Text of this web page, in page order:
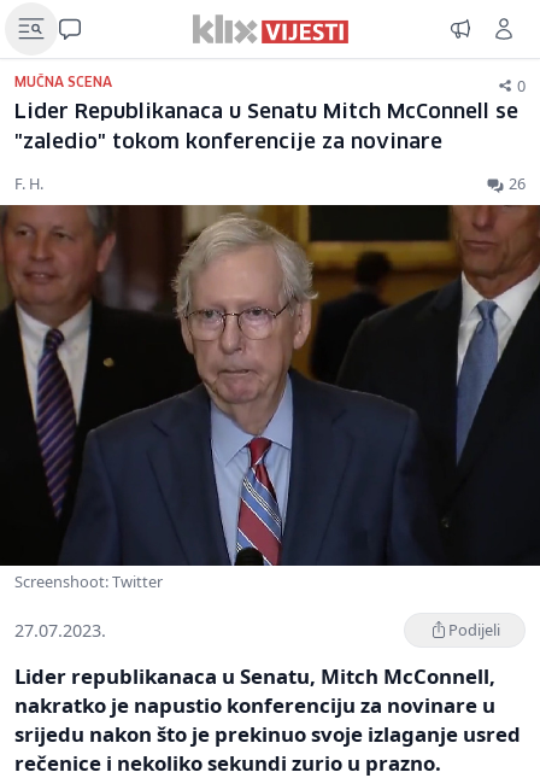
MUČNA SCENA 0
Lider Republikanaca u Senatu Mitch McConnell se
"zaledio" tokom konferencije za novinare
F. H. 26
Screenshoot: Twitter
27.07.2023. Podijeli
Lider republikanaca u Senatu, Mitch McConnell,
nakratko je napustio konferenciju za novinare u
srijedu nakon što je prekinuo svoje izlaganje usred
rečenice i nekoliko sekundi zurio u prazno.